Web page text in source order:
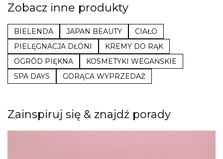
Zobacz inne produkty
BIELENDA JAPAN BEAUTY
CIAŁO
PIELĘGNACJA DŁONI
KREMY DO RĄK
OGRÓD PIĘKNA
KOSMETYKI WEGAŃSKIE
SPA DAYS
GORĄCA WYPRZEDAŻ
Zainspiruj się & znajdź porady